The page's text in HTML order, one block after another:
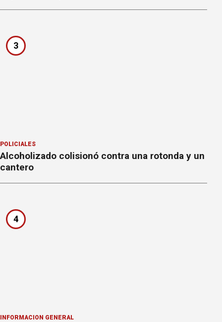
3
POLICIALES
Alcoholizado colisionó contra una rotonda y un
cantero
4
INFORMACION GENERAL